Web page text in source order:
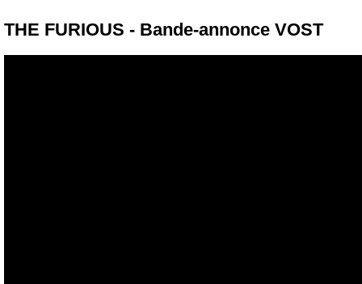
THE FURIOUS - Bande-annonce VOST